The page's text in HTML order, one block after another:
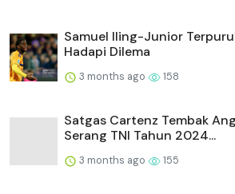
Samuel Iling-Junior
Hadapi Dilema
3 months ago 158
Satgas Cartenz Tembak
Serang TNI Tahun 2024...
3 months ago 155